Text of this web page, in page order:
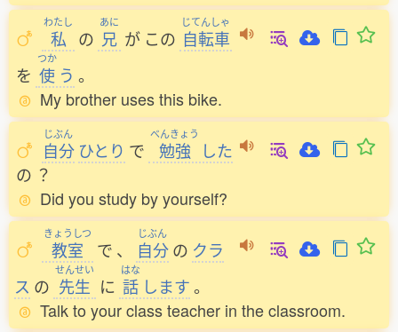
わたし
私 の
あに
兄 が この
じてんしゃ
自転車
を
つか
使 う 。
My brother uses this bike.
じぶん
自分 ひとり で
べんきょう
勉強
した
の ？
Did you study by yourself?
きょうしつ
教室 で 、
じぶん
自分 の クラ
ス の
せんせい
先生 に
はな
話 します。
Talk to your class teacher in the classroom.